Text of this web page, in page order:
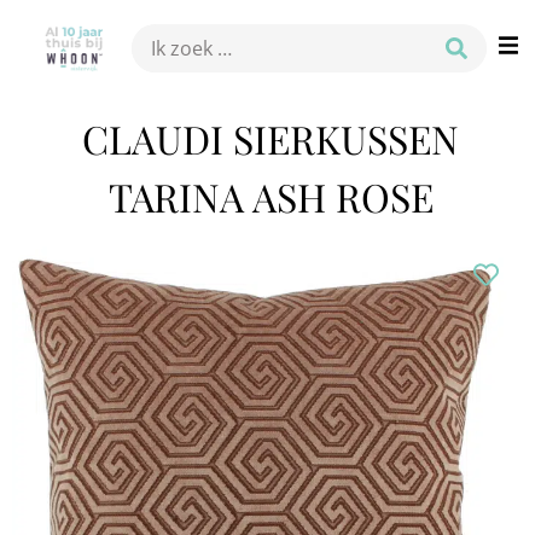
CLAUDI SIERKUSSEN
TARINA ASH ROSE